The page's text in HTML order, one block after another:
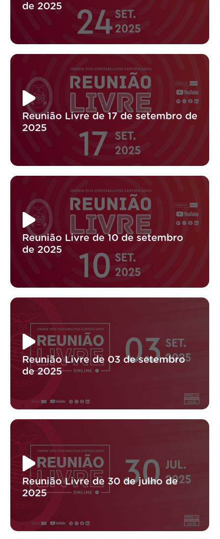
de 2025
Reunião Livre de 17 de setembro de
2025
Reunião Livre de 10 de setembro
de 2025
Reunião Livre de 03 de setembro
de 2025
Reunião Livre de 30 de julho de
2025